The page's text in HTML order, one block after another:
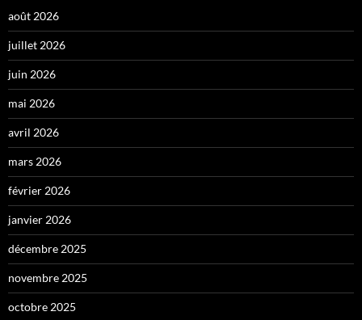
août 2026
juillet 2026
juin 2026
mai 2026
avril 2026
mars 2026
février 2026
janvier 2026
décembre 2025
novembre 2025
octobre 2025